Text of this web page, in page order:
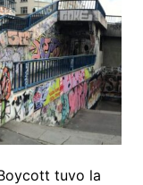
tuvo la